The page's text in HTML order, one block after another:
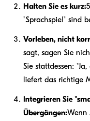
Halten Sie es kurz:
"Sprachspiel" sind
Vorleben, nicht
sagt, sagen Sie
Sie stattdessen:
liefert das richtige
Integrieren Sie
Übergängen:Wenn